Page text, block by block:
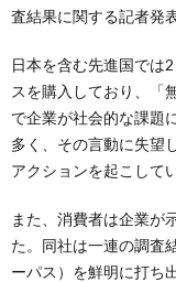
査結果に関する記者発
日本を含む先進国では
スを購入しており、「
で企業が社会的な課題
多く、その言動に失望
アクションを起こして
また、消費者は企業が
た。同社は一連の調査
ーパス）を鮮明に打ち